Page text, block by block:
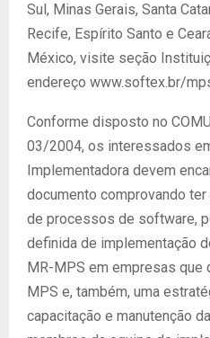
Sul, Minas Gerais, Santa
Recife, Espírito Santo e
México, visite seção
endereço www.softex.br/
Conforme disposto no
03/2004, os interessados
Implementadora devem
documento comprovando
de processos de software,
definida de implementação
MR-MPS em empresas que
MPS e, também, uma
capacitação e manutenção